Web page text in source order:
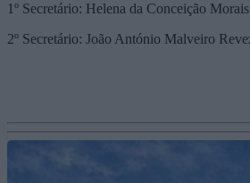
1º Secretário: Helena da Conceição
2º Secretário: João António Malveiro